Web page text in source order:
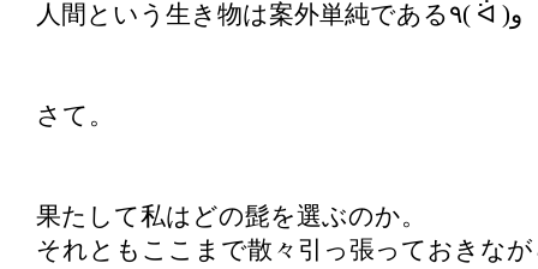
人間という生き物は案外単純である٩( ᐛ )و
さて。
果たして私はどの髭を選ぶのか。
それともここまで散々引っ張っておきな